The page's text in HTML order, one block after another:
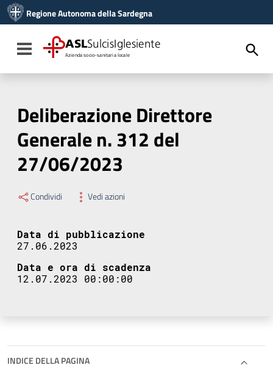
Vai al menu di navigazione
Vai al footer
Regione Autonoma della Sardegna
Toggle navigation
ASLSulcisIglesiente
Azienda socio-sanitaria locale
Deliberazione Direttore
Generale n. 312 del
27/06/2023
Condividi Vedi azioni
Data di pubblicazione
27.06.2023
Data e ora di scadenza
12.07.2023 00:00:00
INDICE DELLA PAGINA